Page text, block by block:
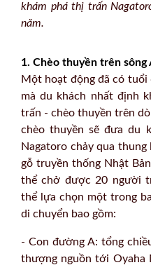
khám phá thị trấn
năm.
1. Chèo thuyền trên sông
Một hoạt động đã có
mà du khách nhất định
trấn - chèo thuyền trên
chèo thuyền sẽ đưa du
Nagatoro chảy qua
gỗ truyền thống Nhật
thể chở được 20 người
thể lựa chọn một trong
di chuyển bao gồm:
- Con đường A: tổng
thượng nguồn tới Oyaha